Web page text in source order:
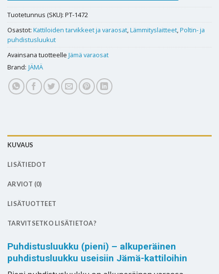
Tuotetunnus (SKU): PT-1472
Osastot: Kattiloiden tarvikkeet ja varaosat,Lämmityslaitteet,Poltin- ja
puhdistusluukut
Avainsana tuotteelle Jämä varaosat
Brand: JÄMÄ
KUVAUS
LISÄTIEDOT
ARVIOT (0)
LISÄTUOTTEET
TARVITSETKO LISÄTIETOA?
Puhdistusluukku (pieni) – alkuperäinen
puhdistusluukku useisiin Jämä-kattiloihin